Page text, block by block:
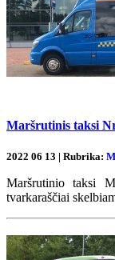
Maršrutinis taksi
2022 06 13 | Rubrika:
Maršrutinio taksi
tvarkaraščiai